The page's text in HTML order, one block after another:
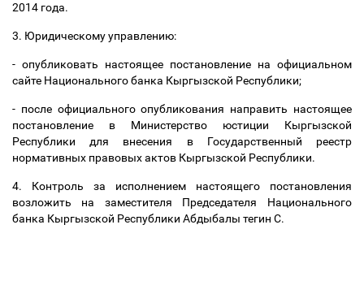
2014 года.
3. Юридическому управлению:
- опубликовать настоящее постановление на официальном
сайте Национального банка Кыргызской Республики;
- после официального опубликования направить настоящее
постановление в Министерство юстиции Кыргызской
Республики для внесения в Государственный реестр
нормативных правовых актов Кыргызской Республики.
4. Контроль за исполнением настоящего постановления
возложить на заместителя Председателя Национального
банка Кыргызской Республики Абдыбалы тегин С.